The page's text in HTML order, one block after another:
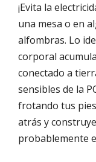
¡Evita la
una mesa o en
alfombras. Lo
corporal
conectado a
sensibles de la
frotando tus
atrás y
probablemente